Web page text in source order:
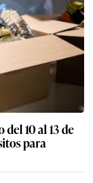
10 al 13 de
para